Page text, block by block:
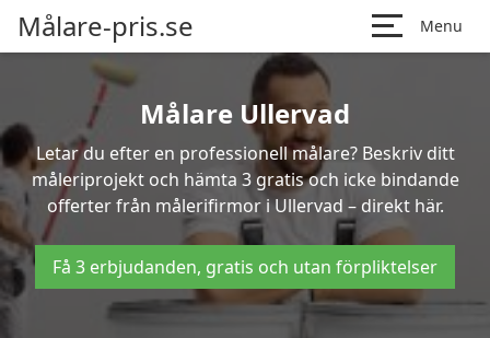
Målare-pris.se Menu
Målare Ullervad
Letar du efter en professionell målare? Beskriv ditt
måleriprojekt och hämta 3 gratis och icke bindande
offerter från målerifirmor i Ullervad – direkt här.
Få 3 erbjudanden, gratis och utan förpliktelser